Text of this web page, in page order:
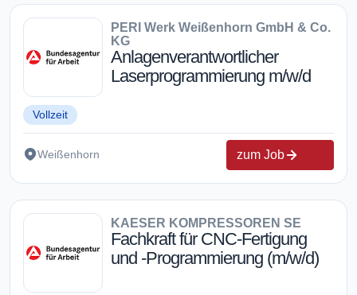
PERI Werk Weißenhorn GmbH & Co.
KG
Anlagenverantwortlicher
Laserprogrammierung m/w/d
Vollzeit
Weißenhorn zum Job
KAESER KOMPRESSOREN SE
Fachkraft für CNC-Fertigung
und -Programmierung (m/w/d)